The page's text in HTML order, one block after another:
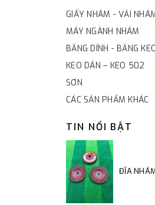
GIẤY NHÁM - VẢI
MÁY NGÀNH NHÁM
BĂNG DÍNH - BĂNG
KEO DÁN – KEO 502
SƠN
CÁC SẢN PHẨM KHÁC
TIN NỔI BẬT
ĐĨA